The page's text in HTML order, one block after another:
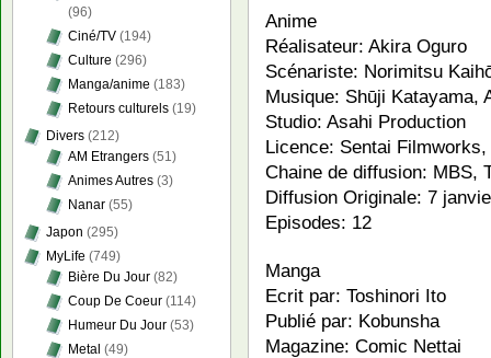
Anime
Réalisateur: Akira Oguro
Scénariste: Norimitsu
Musique: Shūji Katayama,
Studio: Asahi Production
Licence: Sentai
Chaine de diffusion: MBS,
Diffusion Originale: 7
Episodes: 12
Manga
Ecrit par: Toshinori Ito
Publié par: Kobunsha
Magazine: Comic Nettai
(96)
Ciné/TV (194)
Culture (296)
Manga/anime (183)
Retours culturels (19)
Divers (212)
AM Etrangers (51)
Animes Autres (3)
Nanar (55)
Japon (295)
MyLife (749)
Bière Du Jour (82)
Coup De Coeur (114)
Humeur Du Jour (53)
Metal (49)